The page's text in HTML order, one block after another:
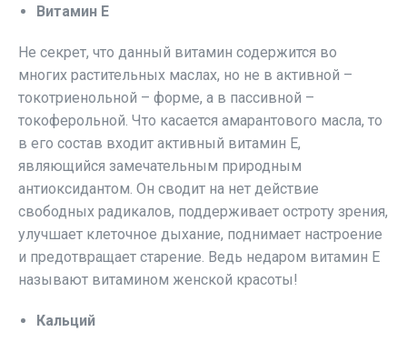
Витамин Е
Не секрет, что данный витамин содержится во
многих растительных маслах, но не в активной –
токотриенольной – форме, а в пассивной –
токоферольной. Что касается амарантового масла, то
в его состав входит активный витамин Е,
являющийся замечательным природным
антиоксидантом. Он сводит на нет действие
свободных радикалов, поддерживает остроту зрения,
улучшает клеточное дыхание, поднимает настроение
и предотвращает старение. Ведь недаром витамин Е
называют витамином женской красоты!
Кальций